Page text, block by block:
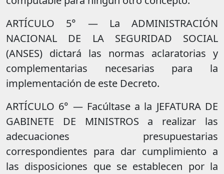
ARTÍCULO 5° — La ADMINISTRACIÓN
NACIONAL DE LA SEGURIDAD SOCIAL
(ANSES) dictará las normas aclaratorias y
complementarias necesarias para la
implementación de este Decreto.
ARTÍCULO 6° — Facúltase a la JEFATURA DE
GABINETE DE MINISTROS a realizar las
adecuaciones presupuestarias
correspondientes para dar cumplimiento a
las disposiciones que se establecen por la